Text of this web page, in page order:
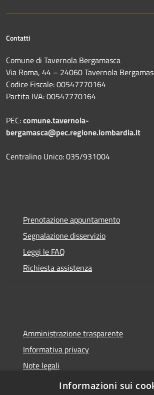
Contatti
Comune di Tavernola Bergamasca
Via Roma, 44 – 24060 Tavernola
Codice Fiscale: 00547770164
Partita IVA: 00547770164
PEC:comune.tavernola-
bergamasca@pec.regione.lombardia.it
Centralino Unico: 035/931004
Prenotazione appuntamento
Segnalazione disservizio
Leggi le FAQ
Richiesta assistenza
Amministrazione trasparente
Informativa privacy
Note legali
Dichiarazione di accessibilità
Informazioni sui